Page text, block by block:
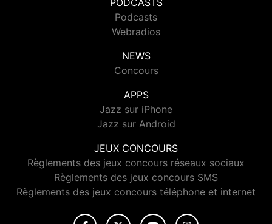
PODCASTS
Podcasts
Webradios
NEWS
Concours
APPS
Jazz sur iPhone
Jazz sur Android
JEUX CONCOURS
Règlements des jeux concours réseaux sociaux
Règlements des jeux concours SMS
Règlements des jeux concours téléphone et internet